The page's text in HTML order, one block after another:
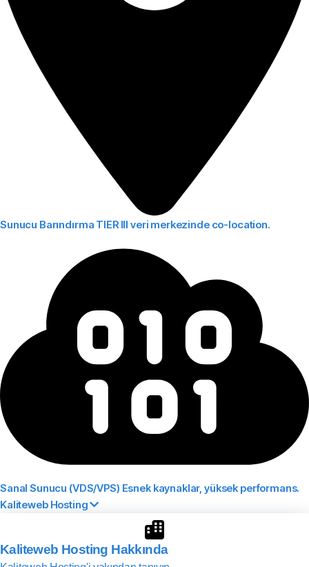
Sunucu Barındırma TIER III veri merkezinde co-location.
Sanal Sunucu (VDS/VPS) Esnek kaynaklar, yüksek performans.
Kaliteweb Hosting
Kaliteweb Hosting Hakkında